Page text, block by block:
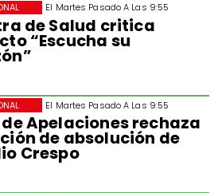
El Martes Pasado A Las 9:55
de Salud critica
“Escucha su
El Martes Pasado A Las 9:55
Apelaciones rechaza
de absolución de
Crespo